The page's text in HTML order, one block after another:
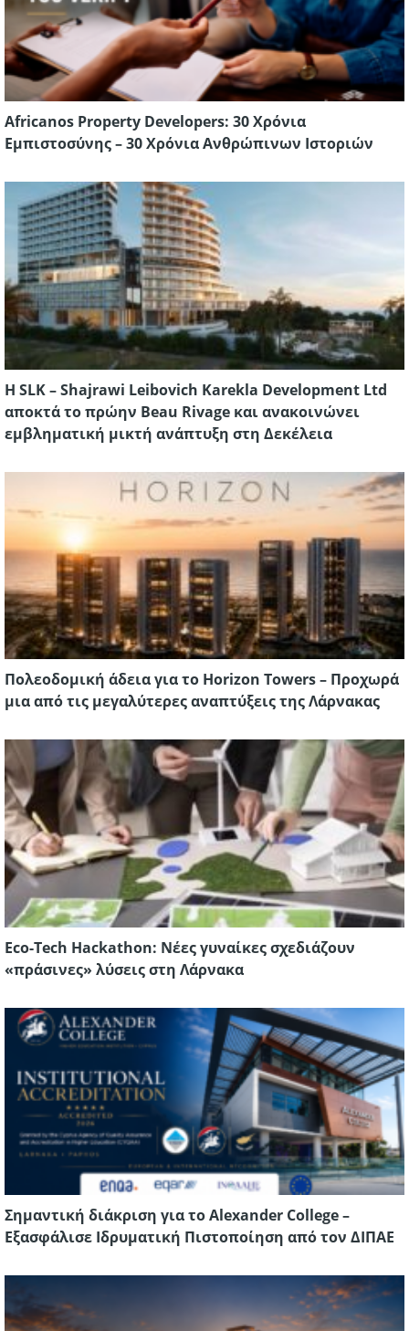
Africanos Property Developers: 30 Χρόνια
Εμπιστοσύνης – 30 Χρόνια Ανθρώπινων Ιστοριών
Η SLK – Shajrawi Leibovich Karekla Development Ltd
αποκτά το πρώην Beau Rivage και ανακοινώνει
εμβληματική μικτή ανάπτυξη στη Δεκέλεια
Πολεοδομική άδεια για το Horizon Towers – Προχωρά
μια από τις μεγαλύτερες αναπτύξεις της Λάρνακας
Eco-Tech Hackathon: Νέες γυναίκες σχεδιάζουν
«πράσινες» λύσεις στη Λάρνακα
Σημαντική διάκριση για το Alexander College –
Εξασφάλισε Ιδρυματική Πιστοποίηση από τον ΔΙΠΑΕ